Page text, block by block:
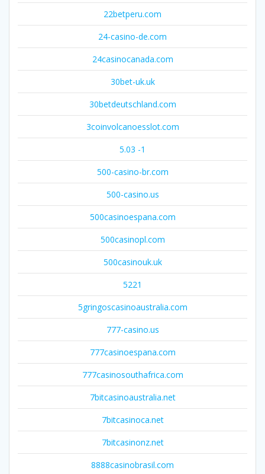
22betperu.com
24-casino-de.com
24casinocanada.com
30bet-uk.uk
30betdeutschland.com
3coinvolcanoesslot.com
5.03 -1
500-casino-br.com
500-casino.us
500casinoespana.com
500casinopl.com
500casinouk.uk
5221
5gringoscasinoaustralia.com
777-casino.us
777casinoespana.com
777casinosouthafrica.com
7bitcasinoaustralia.net
7bitcasinoca.net
7bitcasinonz.net
8888casinobrasil.com